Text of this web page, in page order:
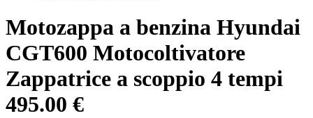
Motozappa a benzina Hyundai
CGT600 Motocoltivatore
Zappatrice a scoppio 4 tempi
495.00 €